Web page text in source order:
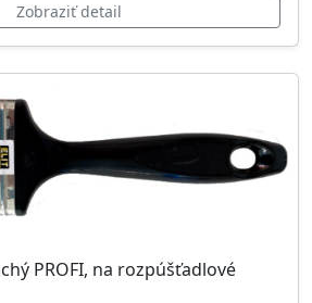
Zobraziť detail
PROFI, na rozpúšťadlové